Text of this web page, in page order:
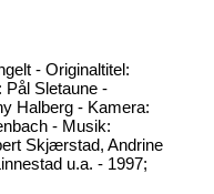
- Originaltitel:
Pål Sletaune -
Halberg - Kamera:
- Musik:
Skjærstad, Andrine
u.a. - 1997;